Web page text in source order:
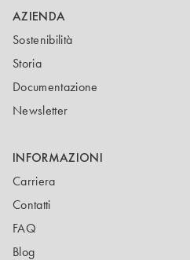
AZIENDA
Sostenibilità
Storia
Documentazione
Newsletter
INFORMAZIONI
Carriera
Contatti
FAQ
Blog